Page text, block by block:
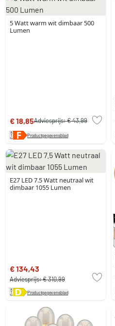
5 Watt warm wit dimbaar 500
Lumen
€ 18,85Adviesprijs:€ 43,99
Productgegevensblad
E27 LED 7.5 Watt neutraal wit
dimbaar 1055 Lumen
€ 134,43
Adviesprijs:€ 310,99
Productgegevensblad